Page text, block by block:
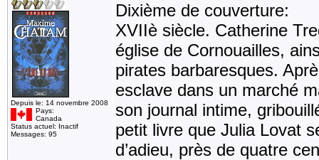
Depuis le: 14 novembre 2008
Pays:
Canada
Status actuel: Inactif
Messages: 95
Dixième de couverture:
XVIIè siècle. Catherine
église de Cornouailles,
pirates barbaresques.
esclave dans un marché
son journal intime,
petit livre que Julia Lovat
d’adieu, près de quatre